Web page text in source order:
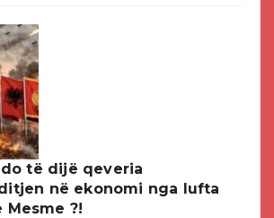
të dijë qeveria
në ekonomi nga lufta
Mesme ?!